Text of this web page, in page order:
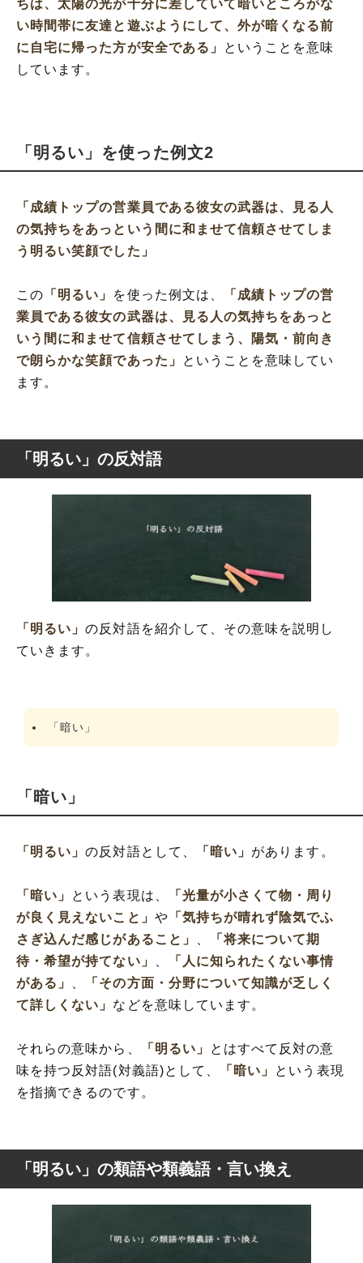
ちは、太陽の光が十分に差していて暗いところがな
い時間帯に友達と遊ぶようにして、外が暗くなる前
に自宅に帰った方が安全である」
ということを意味
しています。
「明るい」を使った例文2
「成績トップの営業員である彼女の武器は、見る人
の気持ちをあっという間に和ませて信頼させてしま
う明るい笑顔でした」
この 「明るい」 を使った例文は、
「成績トップの営
業員である彼女の武器は、見る人の気持ちをあっと
いう間に和ませて信頼させてしまう、陽気・前向き
で朗らかな笑顔であった」
ということを意味してい
ます。
「明るい」の反対語
「明るい」の反対語を紹介して、その意味を説明し
ていきます。
「暗い」
「暗い」
「明るい」の反対語として、 「暗い」 があります。
「暗い」 という表現は、
「光量が小さくて物・周り
が良く見えないこと」 や 「気持ちが晴れず陰気でふ
さぎ込んだ感じがあること」
「将来について期
待・希望が持てない」
「人に知られたくない事情
がある」
「その方面・分野について知識が乏しく
て詳しくない」 などを意味しています。
それらの意味から、 「明るい」
とはすべて反対の意
味を持つ反対語(対義語)として、
「暗い」 という表現
を指摘できるのです。
「明るい」の類語や類義語・言い換え